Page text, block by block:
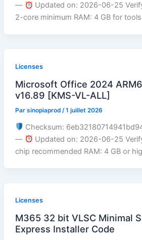
—
Updated on: 2026-06-25
2-core minimum RAM: 4 GB for
Licenses
Microsoft Office 2024
v16.89 [KMS-VL-ALL]
Par sinopiaprod /1 juillet 2026
Checksum:
—
Updated on: 2026-06-25
chip recommended RAM: 4 GB or
Licenses
M365 32 bit VLSC Minimal
Express Installer Code